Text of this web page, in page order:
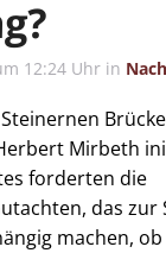
12:24 Uhr in
Mirbeth
forderten die
das zur
machen,